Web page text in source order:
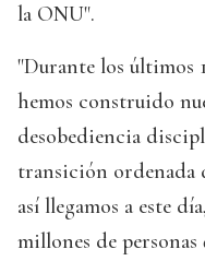
la ONU".
"Durante los últimos
hemos construido
desobediencia
transición ordenada
así llegamos a este
millones de